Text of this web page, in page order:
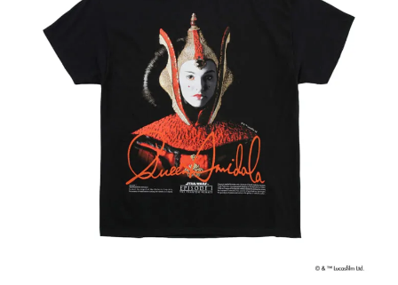
#Commune H
#FASHION #MUSIC
#LIFESTYLE #SNEAKER #OUTDOOR
#SPORTS #HANDSOME HANDBOOK